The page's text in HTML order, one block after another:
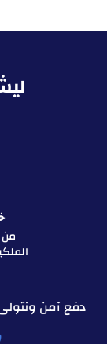
من
دفع آمن